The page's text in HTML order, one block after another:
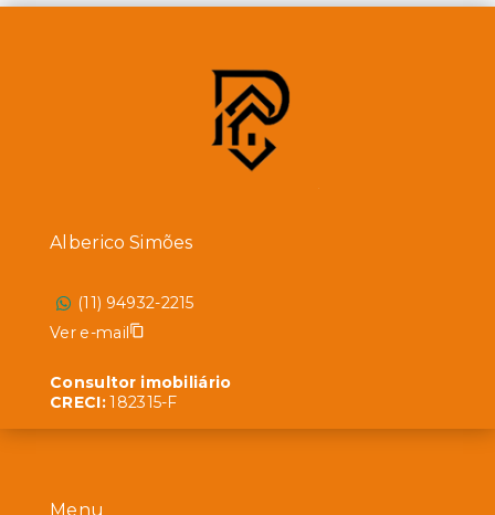
Menu
Alberico Simões
(11) 94932-2215
Ver e-mail
Consultor imobiliário
CRECI:182315-F